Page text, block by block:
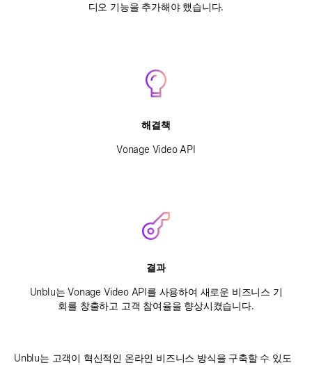
디오 기능을 추가해야 했습니다.
해결책
Vonage Video API
결과
Unblu는 Vonage Video API를 사용하여 새로운 비즈니스 기
회를 창출하고 고객 참여율을 향상시켰습니다.
Unblu는 고객이 혁신적인 온라인 비즈니스 방식을 구축할 수 있도